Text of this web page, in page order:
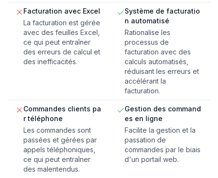
Facturation avec Excel
La facturation est gérée
avec des feuilles Excel,
ce qui peut entraîner
des erreurs de calcul et
des inefficacités.
Système de facturatio
n automatisé
Rationalise les
processus de
facturation avec des
calculs automatisés,
réduisant les erreurs et
accélérant la
facturation.
Commandes clients pa
r téléphone
Les commandes sont
passées et gérées par
appels téléphoniques,
ce qui peut entraîner
des malentendus.
Gestion des command
es en ligne
Facilite la gestion et la
passation de
commandes par le biais
d'un portail web.